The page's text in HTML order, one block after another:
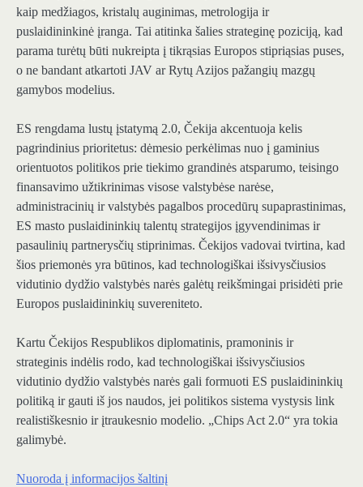
kaip medžiagos, kristalų auginimas, metrologija ir
puslaidininkinė įranga. Tai atitinka šalies strateginę poziciją, kad
parama turėtų būti nukreipta į tikrąsias Europos stipriąsias puses,
o ne bandant atkartoti JAV ar Rytų Azijos pažangių mazgų
gamybos modelius.
ES rengdama lustų įstatymą 2.0, Čekija akcentuoja kelis
pagrindinius prioritetus: dėmesio perkėlimas nuo į gaminius
orientuotos politikos prie tiekimo grandinės atsparumo, teisingo
finansavimo užtikrinimas visose valstybėse narėse,
administracinių ir valstybės pagalbos procedūrų supaprastinimas,
ES masto puslaidininkių talentų strategijos įgyvendinimas ir
pasaulinių partnerysčių stiprinimas. Čekijos vadovai tvirtina, kad
šios priemonės yra būtinos, kad technologiškai išsivysčiusios
vidutinio dydžio valstybės narės galėtų reikšmingai prisidėti prie
Europos puslaidininkių suvereniteto.
Kartu Čekijos Respublikos diplomatinis, pramoninis ir
strateginis indėlis rodo, kad technologiškai išsivysčiusios
vidutinio dydžio valstybės narės gali formuoti ES puslaidininkių
politiką ir gauti iš jos naudos, jei politikos sistema vystysis link
realistiškesnio ir įtraukesnio modelio. „Chips Act 2.0“ yra tokia
galimybė.
Nuoroda į informacijos šaltinį